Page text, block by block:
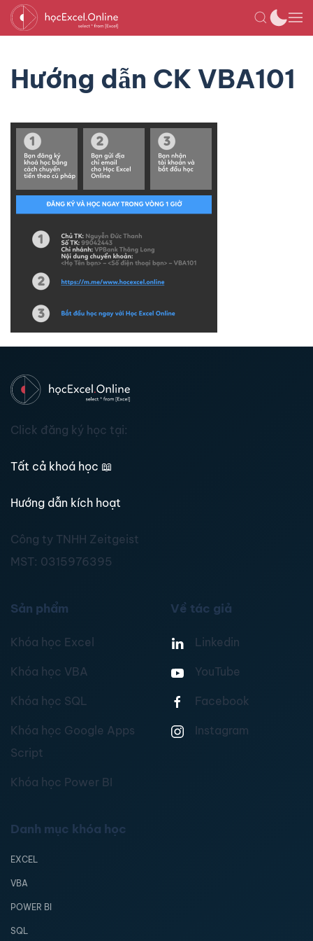
Hướng dẫn CK VBA101
Click đăng ký học tại:
Tất cả khoá học 📖
Hướng dẫn kích hoạt
Công ty TNHH Zeitgeist
MST: 0315976395
Sản phẩm
Khóa học Excel
Khóa học VBA
Khóa học SQL
Khóa học Google Apps
Script
Khóa học Power BI
Về tác giả
Linkedin
YouTube
Facebook
Instagram
Danh mục khóa học
EXCEL
VBA
POWER BI
SQL